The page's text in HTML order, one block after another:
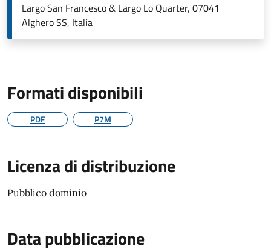
Largo San Francesco & Largo Lo Quarter, 07041
Alghero SS, Italia
Formati disponibili
PDF P7M
Licenza di distribuzione
Pubblico dominio
Data pubblicazione